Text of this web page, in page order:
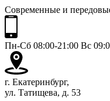
Современные и
Пн-Сб 08:00-21:00 Вс
г. Екатеринбург,
ул. Татищева, д. 53